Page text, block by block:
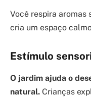
Você respira aromas
cria um espaço
Estímulo
O jardim ajuda o
natural. Crianças